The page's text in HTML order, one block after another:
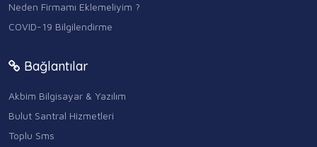
Neden Firmamı Eklemeliyim ?
COVID-19 Bilgilendirme
Bağlantılar
Akbim Bilgisayar & Yazılım
Bulut Santral Hizmetleri
Toplu Sms